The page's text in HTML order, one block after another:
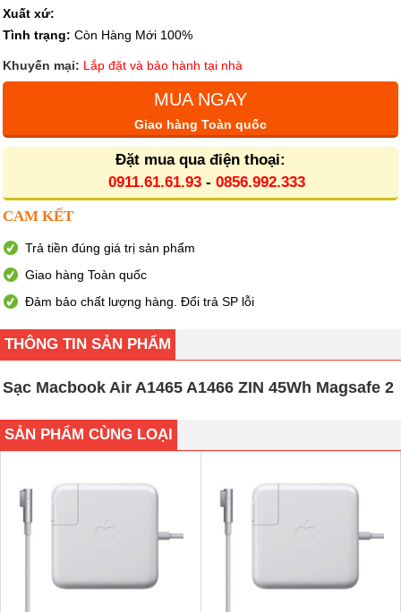
Xuất xứ:
Tình trạng: Còn Hàng Mới 100%
Khuyến mại: Lắp đặt và bảo hành tại nhà
MUA NGAY
Giao hàng Toàn quốc
Đặt mua qua điện thoại:
0911.61.61.93- 0856.992.333
CAM KẾT
Trả tiền đúng giá trị sản phẩm
Giao hàng Toàn quốc
Đảm bảo chất lượng hàng. Đổi trả SP lỗi
THÔNG TIN SẢN PHẨM
Sạc Macbook Air A1465 A1466 ZIN 45Wh Magsafe 2
SẢN PHẨM CÙNG LOẠI